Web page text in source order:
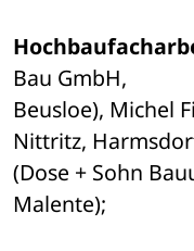
Bau GmbH,
Beusloe), Michel
Nittritz,
(Dose + Sohn
Malente);